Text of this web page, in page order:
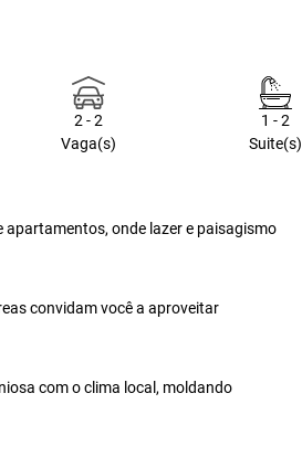
2 - 2
Vaga(s)
1 - 2
Suite(s)
apartamentos, onde lazer e paisagismo
convidam você a aproveitar
com o clima local, moldando